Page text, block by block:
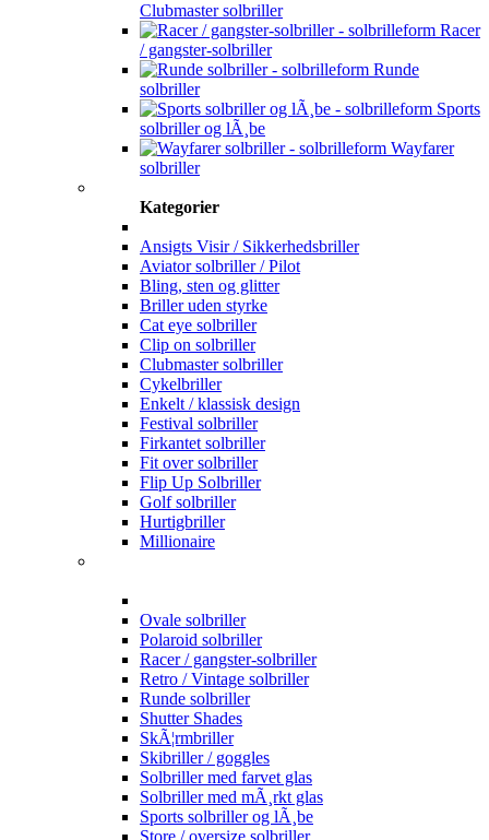
Clubmaster solbriller
Racer
/ gangster-solbriller
Runde
solbriller
Sports
solbriller og lÃ¸be
Wayfarer
solbriller
Kategorier
Ansigts Visir / Sikkerhedsbriller
Aviator solbriller / Pilot
Bling, sten og glitter
Briller uden styrke
Cat eye solbriller
Clip on solbriller
Clubmaster solbriller
Cykelbriller
Enkelt / klassisk design
Festival solbriller
Firkantet solbriller
Fit over solbriller
Flip Up Solbriller
Golf solbriller
Hurtigbriller
Millionaire
Ovale solbriller
Polaroid solbriller
Racer / gangster-solbriller
Retro / Vintage solbriller
Runde solbriller
Shutter Shades
SkÃ¦rmbriller
Skibriller / goggles
Solbriller med farvet glas
Solbriller med mÃ¸rkt glas
Sports solbriller og lÃ¸be
Store / oversize solbriller